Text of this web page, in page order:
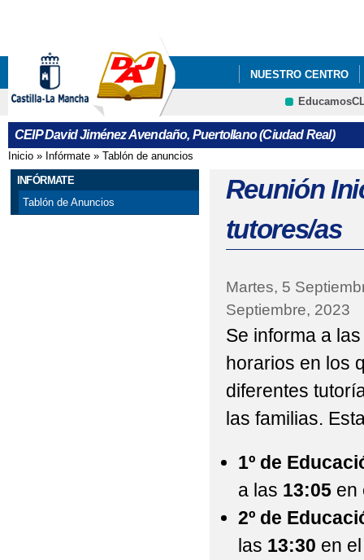
NUESTRO CENTRO
ACTIVIDADES
CONSUMO DE
CONSUMO DE
GUÍA ADMISIÓN DEL
INICIO CURSO
LISTADO DE LIBROS
PROGRAMA
REUNIÓN INICIAL
REUNIÓN DE
REUNIÓN INICIO DE
CEIP David Jiménez Avendaño, Puertollano (Ciudad Real)
Se encuentra usted aquí
Inicio » Infórmate » Tablón de anuncios
INFÓRMATE
Tablón de Anuncios
Reunión
tutores/as
Martes, 5
Septiembre, 2023
Se informa a
horarios en los
diferentes
las familias.
1º de
a las 13:05 en
2º de
las 13:30 en